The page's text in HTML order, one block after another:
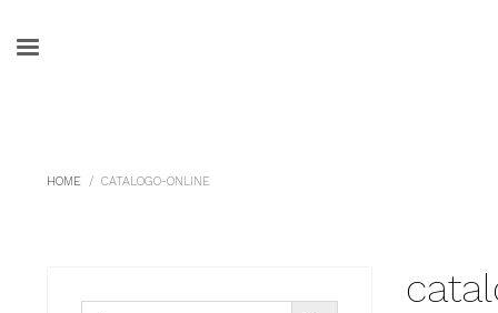
HOME CATALOGO-ONLINE